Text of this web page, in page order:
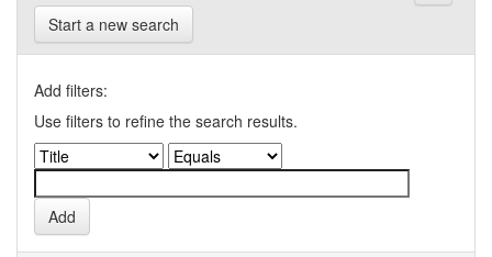
Start a new search
Add filters:
Use filters to refine the search results.